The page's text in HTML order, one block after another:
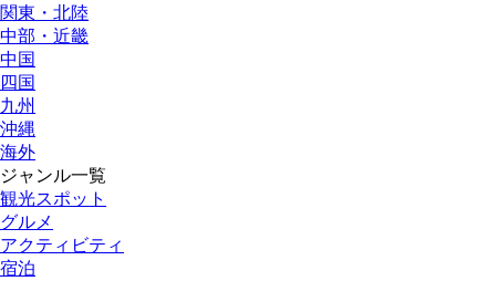
関東・北陸
中部・近畿
中国
四国
九州
沖縄
海外
ジャンル一覧
観光スポット
グルメ
アクティビティ
宿泊